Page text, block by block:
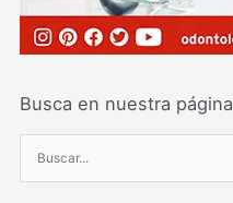
Busca en nuestra página
u